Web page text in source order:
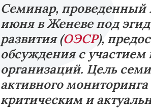
Семинар, проведенный
июня в Женеве под
развития (ОЭСР),
обсуждения с
организаций. Цель
активного
критическим и